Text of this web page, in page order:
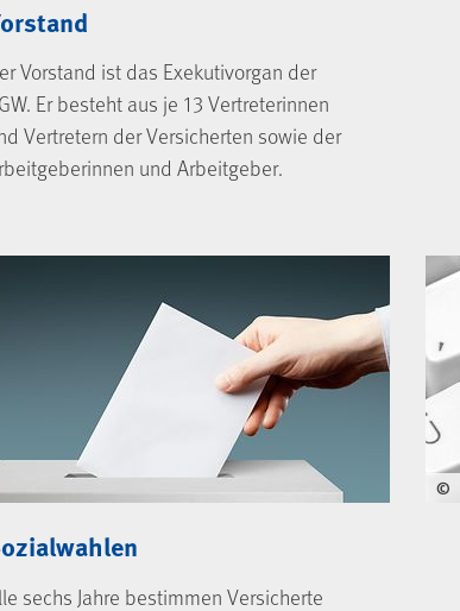
Vorstand ist das Exekutivorgan der
Er besteht aus je 13 Vertreterinnen
Vertretern der Versicherten sowie der
und Arbeitgeber.
sechs Jahre bestimmen Versicherte
©